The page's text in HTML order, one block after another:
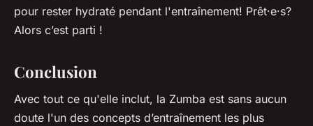
pour rester hydraté pendant l'entraînement! Prêt·e·s?
Alors c’est parti !
Conclusion
Avec tout ce qu'elle inclut, la Zumba est sans aucun
doute l'un des concepts d’entraînement les plus